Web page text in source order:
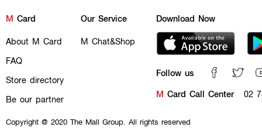
M Card
About M Card
FAQ
Store directory
Be our partner
Our Service
M Chat&Shop
Download Now
Follow us
M Card Call Center 02
Copyright @ 2020 The Mall Group. All rights reserved